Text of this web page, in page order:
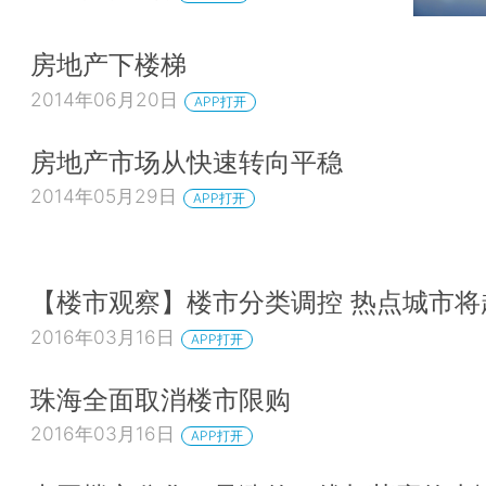
房地产下楼梯
2014年06月20日 APP打开
房地产市场从快速转向平稳
2014年05月29日 APP打开
【楼市观察】楼市分类调控 热点城市
2016年03月16日 APP打开
珠海全面取消楼市限购
2016年03月16日 APP打开